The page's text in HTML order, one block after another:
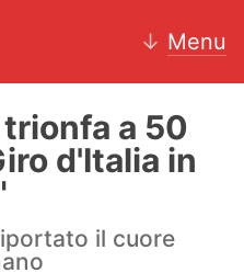
↓ Menu
a 50
d'Italia in
il cuore